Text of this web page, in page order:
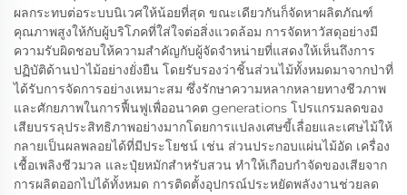
ผลกระทบต่อระบบนิเวศให้น้อยที่สุด ขณะเดียวกันก็จัดหาผลิตภัณฑ์
คุณภาพสูงให้กับผู้บริโภคที่ใส่ใจต่อสิ่งแวดล้อม การจัดหาวัสดุอย่างมี
ความรับผิดชอบให้ความสำคัญกับผู้จัดจำหน่ายที่แสดงให้เห็นถึงการ
ปฏิบัติด้านป่าไม้อย่างยั่งยืน โดยรับรองว่าชิ้นส่วนไม้ทั้งหมดมาจากป่าที่
ได้รับการจัดการอย่างเหมาะสม ซึ่งรักษาความหลากหลายทางชีวภาพ
และศักยภาพในการฟื้นฟูเพื่ออนาคต generations โปรแกรมลดของ
เสียบรรลุประสิทธิภาพอย่างมากโดยการแปลงเศษขี้เลื่อยและเศษไม้ให้
กลายเป็นผลพลอยได้ที่มีประโยชน์ เช่น ส่วนประกอบแผ่นไม้อัด เครื่อง
เชื้อเพลิงชีวมวล และปุ๋ยหมักสำหรับสวน ทำให้เกือบกำจัดของเสียจาก
การผลิตออกไปได้ทั้งหมด การติดตั้งอุปกรณ์ประหยัดพลังงานช่วยลด